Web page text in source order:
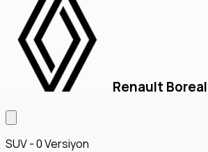
Renault Boreal
SUV - 0 Versiyon